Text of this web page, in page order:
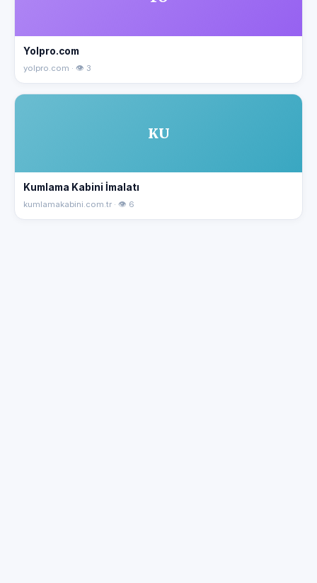
Yolpro.com
yolpro.com · 👁 3
KU
Kumlama Kabini İmalatı
kumlamakabini.com.tr · 👁 6